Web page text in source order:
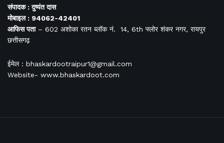
संपादक : दुष्यंत दास
मोबाइल : 94062-42401
आफिसपता– 602 अशोका रतन ब्लॉक नं. 14, 6th फ्लोर शंकर नगर, रायपुर
छत्तीसगढ़
ईमेल : bhaskardootraipur1@gmail.com
Website- www.bhaskardoot.com